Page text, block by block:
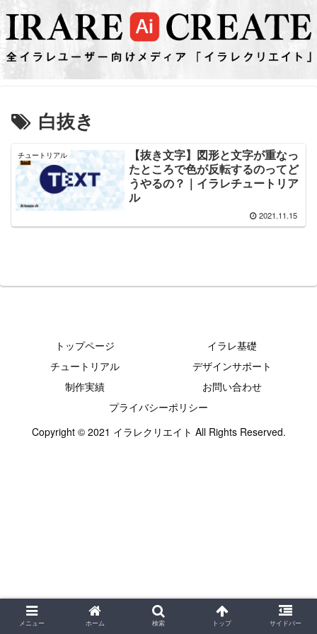
白抜き
チュートリアル
【抜き文字】図形と文字が重なっ
たところで色が反転するのってど
うやるの？｜イラレチュートリア
ル
2021.11.15
トップページ
イラレ基礎
チュートリアル
デザインサポート
制作実績
お問い合わせ
プライバシーポリシー
Copyright © 2021 イラレクリエイト All Rights Reserved.
メニュー ホーム 検索 トップ サイドバー